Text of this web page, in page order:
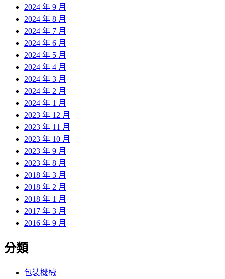
2024 年 9 月
2024 年 8 月
2024 年 7 月
2024 年 6 月
2024 年 5 月
2024 年 4 月
2024 年 3 月
2024 年 2 月
2024 年 1 月
2023 年 12 月
2023 年 11 月
2023 年 10 月
2023 年 9 月
2023 年 8 月
2018 年 3 月
2018 年 2 月
2018 年 1 月
2017 年 3 月
2016 年 9 月
分類
包裝機械